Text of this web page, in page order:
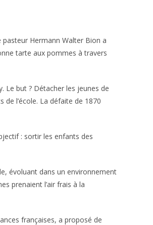
Hermann Walter Bion a
tarte aux pommes à travers
Le but ? Détacher les jeunes de
l’école. La défaite de 1870
: sortir les enfants des
évoluant dans un environnement
prenaient l’air frais à la
françaises, a proposé de